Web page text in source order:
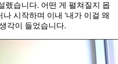
렜습니다. 어떤 게 펼쳐질지 몹
시작하며 이내 '내가 이걸 왜
각이 들었습니다.